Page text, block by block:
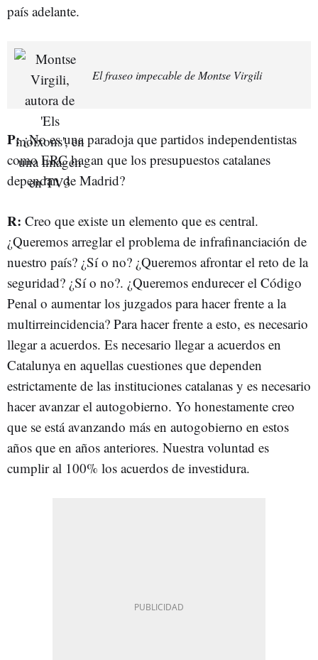
país adelante.
El fraseo impecable de Montse Virgili
P:¿No es una paradoja que partidos independentistas
como ERC hagan que los presupuestos catalanes
dependan de Madrid?
R: Creo que existe un elemento que es central.
¿Queremos arreglar el problema de infrafinanciación de
nuestro país? ¿Sí o no? ¿Queremos afrontar el reto de la
seguridad? ¿Sí o no?. ¿Queremos endurecer el Código
Penal o aumentar los juzgados para hacer frente a la
multirreincidencia? Para hacer frente a esto, es necesario
llegar a acuerdos. Es necesario llegar a acuerdos en
Catalunya en aquellas cuestiones que dependen
estrictamente de las instituciones catalanas y es necesario
hacer avanzar el autogobierno. Yo honestamente creo
que se está avanzando más en autogobierno en estos
años que en años anteriores. Nuestra voluntad es
cumplir al 100% los acuerdos de investidura.